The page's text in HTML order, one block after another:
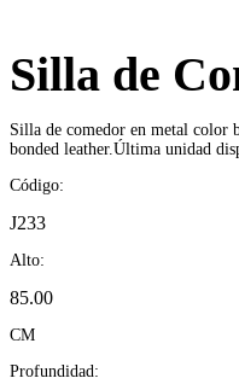
Silla de
Silla de comedor en metal color
bonded leather.Última unidad
Código:
J233
Alto:
85.00
CM
Profundidad: